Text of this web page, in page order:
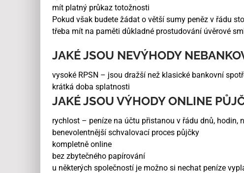
mít platný průkaz totožnosti
Pokud však budete žádat o větší sumy peněz v řádu
třeba mít na paměti důkladné prostudování úvěrové
JAKÉ JSOU NEVÝHODY
vysoké RPSN – jsou dražší než klasické bankovní
krátká doba splatnosti
JAKÉ JSOU VÝHODY ONLINE
rychlost – peníze na účtu přistanou v řádu dnů, hodin,
benevolentnější schvalovací proces půjčky
kompletně online
bez zbytečného papírování
u některých společností je možno si nechat peníze